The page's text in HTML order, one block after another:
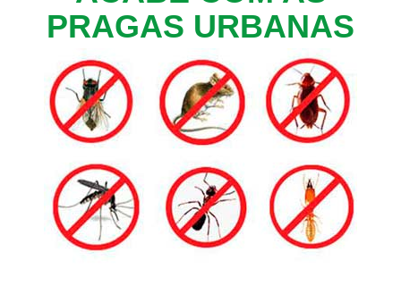
PRAGAS URBANAS